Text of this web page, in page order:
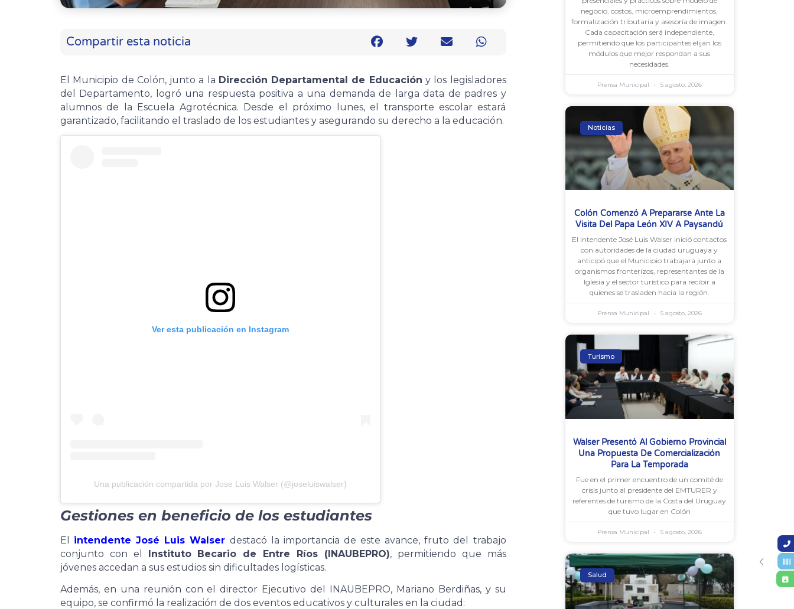
Compartir esta noticia
El Municipio de Colón, junto a la Dirección Departamental de Educación y los legisladores
del Departamento, logró una respuesta positiva a una demanda de larga data de padres y
alumnos de la Escuela Agrotécnica. Desde el próximo lunes, el transporte escolar estará
garantizado, facilitando el traslado de los estudiantes y asegurando su derecho a la educación.
Ver esta publicación en Instagram
Una publicación compartida por Jose Luis Walser (@joseluiswalser)
Gestiones en beneficio de los estudiantes
El intendente José Luis Walser destacó la importancia de este avance, fruto del trabajo
conjunto con el Instituto Becario de Entre Ríos (INAUBEPRO), permitiendo que más
jóvenes accedan a sus estudios sin dificultades logísticas.
Además, en una reunión con el director Ejecutivo del INAUBEPRO, Mariano Berdiñas, y su
equipo, se confirmó la realización de dos eventos educativos y culturales en la ciudad:
negocio, costos, microemprendimientos,
formalización tributaria y asesoría de imagen.
Cada capacitación será independiente,
permitiendo que los participantes elijan los
módulos que mejor respondan a sus
necesidades.
Prensa Municipal 5 agosto, 2026
Noticias
Colón Comenzó A Prepararse Ante La
Visita Del Papa León XIV A Paysandú
El intendente José Luis Walser inició contactos
con autoridades de la ciudad uruguaya y
anticipó que el Municipio trabajará junto a
organismos fronterizos, representantes de la
Iglesia y el sector turístico para recibir a
quienes se trasladen hacia la región.
Prensa Municipal 5 agosto, 2026
Turismo
Walser Presentó Al Gobierno Provincial
Una Propuesta De Comercialización
Para La Temporada
Fue en el primer encuentro de un comité de
crisis junto al presidente del EMTURER y
referentes de turismo de la Costa del Uruguay
que tuvo lugar en Colón
Prensa Municipal 5 agosto, 2026
Salud